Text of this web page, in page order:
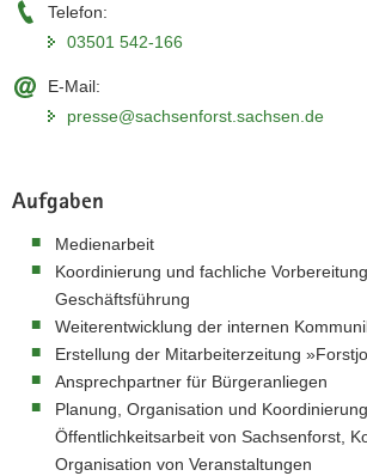
Telefon:
03501 542-166
E-Mail:
presse@sachsenforst.sachsen.de
Aufgaben
Medienarbeit
Koordinierung und fachliche
Geschäftsführung
Weiterentwicklung der internen
Erstellung der Mitarbeiterzeitung
Ansprechpartner für Bürgeranliegen
Planung, Organisation und
Öffentlichkeitsarbeit von Sachsenforst,
Organisation von Veranstaltungen